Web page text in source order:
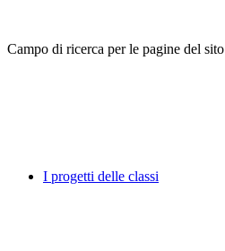
Campo di ricerca per le pagine del sito
I progetti delle classi